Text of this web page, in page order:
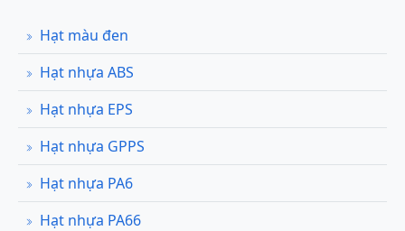
Hạt màu đen
Hạt nhựa ABS
Hạt nhựa EPS
Hạt nhựa GPPS
Hạt nhựa PA6
Hạt nhựa PA66